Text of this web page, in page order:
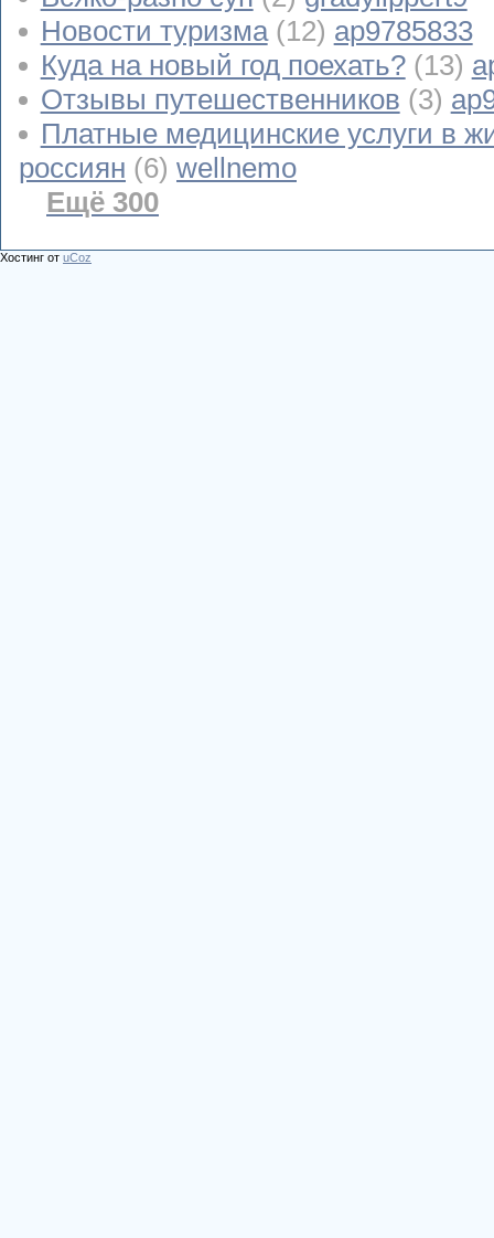
Новости туризма (12) ap9785833
Куда на новый год поехать? (13)
Отзывы путешественников (3)
Платные медицинские услуги в
россиян (6) wellnemo
Ещё 300
Хостинг от uCoz